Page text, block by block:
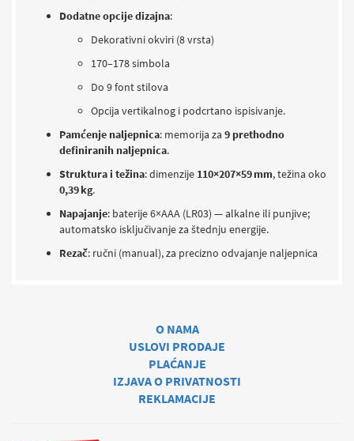
Dodatne opcije dizajna:
Dekorativni okviri (8 vrsta)
170–178 simbola
Do 9 font stilova
Opcija vertikalnog i podcrtano ispisivanje.
Pamćenje naljepnica: memorija za 9 prethodno
definiranih naljepnica.
Struktura i težina: dimenzije 110×207×59 mm, težina oko
0,39 kg.
Napajanje: baterije 6×AAA (LR03) — alkalne ili punjive;
automatsko isključivanje za štednju energije.
Rezač: ručni (manual), za precizno odvajanje naljepnica
O NAMA
USLOVI PRODAJE
PLAĆANJE
IZJAVA O PRIVATNOSTI
REKLAMACIJE